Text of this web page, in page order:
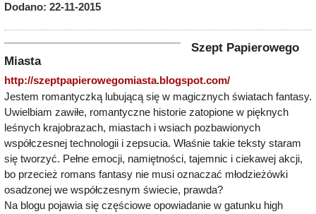
Dodano: 22-11-2015
Szept Papierowego
Miasta
http://szeptpapierowegomiasta.blogspot.com/
Jestem romantyczką lubującą się w magicznych światach fantasy.
Uwielbiam zawiłe, romantyczne historie zatopione w pięknych
leśnych krajobrazach, miastach i wsiach pozbawionych
współczesnej technologii i zepsucia. Właśnie takie teksty staram
się tworzyć. Pełne emocji, namiętności, tajemnic i ciekawej akcji,
bo przecież romans fantasy nie musi oznaczać młodzieżówki
osadzonej we współczesnym świecie, prawda?
Na blogu pojawia się częściowe opowiadanie w gatunku high